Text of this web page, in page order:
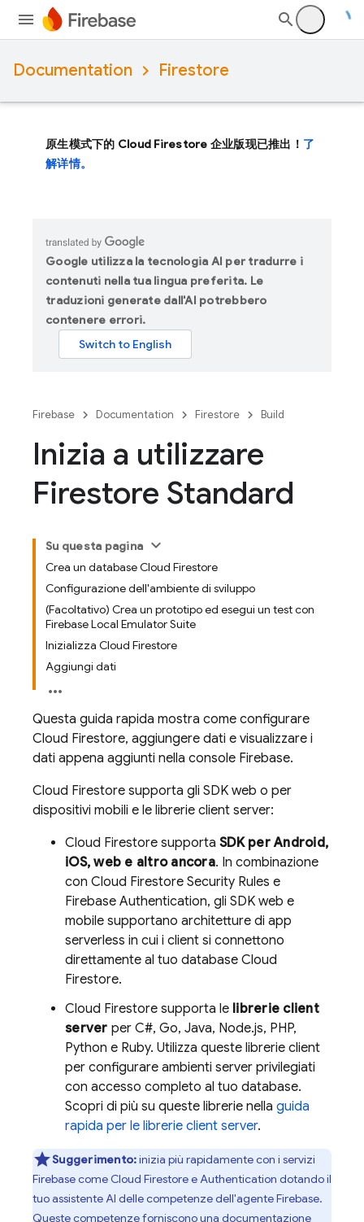
Documentation Firestore
原生模式下的 Cloud Firestore 企业版现已推出！ 了
解详情。
Google utilizza la tecnologia AI per tradurre i
contenuti nella tua lingua preferita. Le
traduzioni generate dall'AI potrebbero
contenere errori.
Firebase Documentation Firestore Build
Inizia a utilizzare
Firestore Standard
Su questa pagina
Crea un database Cloud Firestore
Configurazione dell'ambiente di sviluppo
(Facoltativo) Crea un prototipo ed esegui un test con
Firebase Local Emulator Suite
Inizializza Cloud Firestore
Aggiungi dati
Questa guida rapida mostra come configurare
Cloud Firestore, aggiungere dati e visualizzare i
dati appena aggiunti nella console Firebase.
Cloud Firestore supporta gli SDK web o per
dispositivi mobili e le librerie client server:
Cloud Firestore supporta SDK per Android,
iOS, web e altro ancora. In combinazione
con Cloud Firestore Security Rules e
Firebase Authentication, gli SDK web e
mobile supportano architetture di app
serverless in cui i client si connettono
direttamente al tuo database Cloud
Firestore.
Cloud Firestore supporta le librerie client
server per C#, Go, Java, Node.js, PHP,
Python e Ruby. Utilizza queste librerie client
per configurare ambienti server privilegiati
con accesso completo al tuo database.
Scopri di più su queste librerie nella guida
rapida per le librerie client server.
Suggerimento:inizia più rapidamente con i servizi
Firebase come Cloud Firestoree Authentication dotando il
tuo assistente AI delle competenze dell'agente Firebase.
Queste competenze forniscono una documentazione